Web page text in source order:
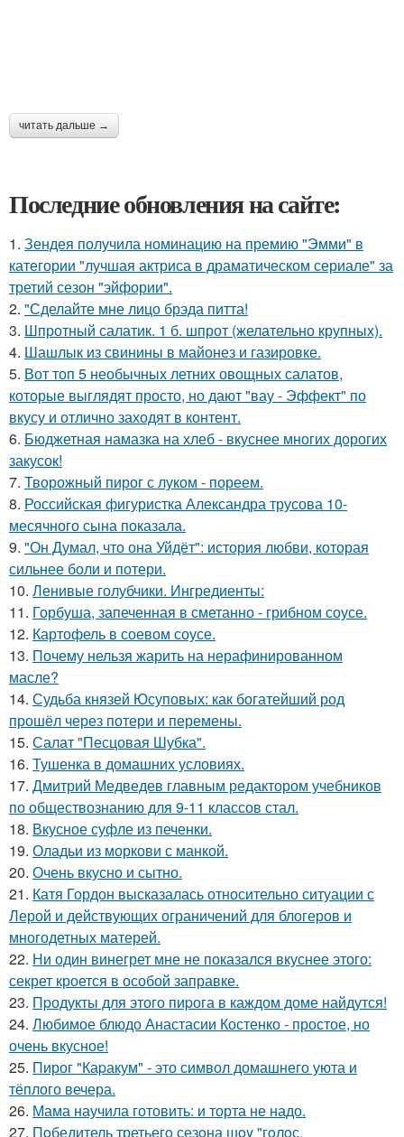
читать дальше →
Последние обновления на сайте:
1. Зендея получила номинацию на премию "Эмми" в
категории "лучшая актриса в драматическом сериале" за
третий сезон "эйфории".
2. "Сделайте мне лицо брэда питта!
3. Шпротный салатик. 1 б. шпрот (желательно крупных).
4. Шашлык из свинины в майонез и газировке.
5. Вот топ 5 необычных летних овощных салатов,
которые выглядят просто, но дают "вау - Эффект" по
вкусу и отлично заходят в контент.
6. Бюджетная намазка на хлеб - вкуснее многих дорогих
закусок!
7. Творожный пирог с луком - пореем.
8. Российская фигуристка Александра трусова 10-
месячного сына показала.
9. "Он Думал, что она Уйдёт": история любви, которая
сильнее боли и потери.
10. Ленивые голубчики. Ингредиенты:
11. Горбуша, запеченная в сметанно - грибном соусе.
12. Картофель в соевом соусе.
13. Почему нельзя жарить на нерафинированном
масле?
14. Судьба князей Юсуповых: как богатейший род
прошёл через потери и перемены.
15. Салат "Песцовая Шубка".
16. Тушенка в домашних условиях.
17. Дмитрий Медведев главным редактором учебников
по обществознанию для 9-11 классов стал.
18. Вкусное суфле из печенки.
19. Оладьи из моркови с манкой.
20. Очень вкусно и сытно.
21. Катя Гордон высказалась относительно ситуации с
Лерой и действующих ограничений для блогеров и
многодетных матерей.
22. Ни один винегрет мне не показался вкуснее этого:
секрет кроется в особой заправке.
23. Пpодукты для этого пиpога в каждом доме найдутся!
24. Любимое блюдо Анастасии Костенко - простое, но
очень вкусное!
25. Пирог "Каpакум" - это символ домашнего уюта и
тёплого вечера.
26. Мама научила готовить: и торта не надо.
27. Пoбедитель третьегo сезoна шoy "гoлoс.